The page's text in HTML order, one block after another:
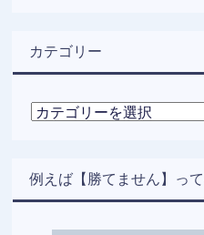
カテゴリー
カ
ー
例えば【勝てません】っ